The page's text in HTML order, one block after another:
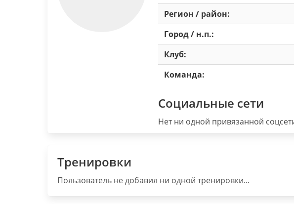
Регион / район:
Город / н.п.:
Клуб:
Команда:
Социальные сети
Нет ни одной привязанной
Тренировки
Пользователь не добавил ни одной тренировки...